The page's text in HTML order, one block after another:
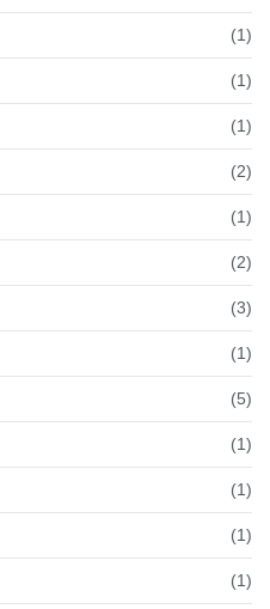
(1)
(1)
(1)
(2)
(1)
(2)
(3)
(1)
(5)
(1)
(1)
(1)
(1)